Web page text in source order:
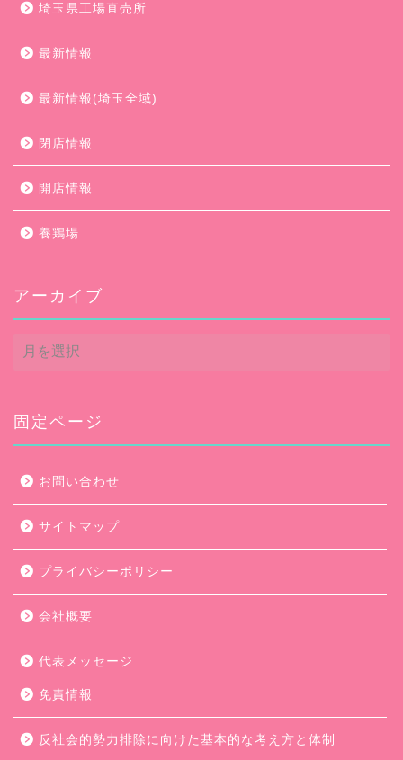
埼玉県工場直売所
最新情報
最新情報(埼玉全域)
閉店情報
開店情報
養鶏場
アーカイブ
ア
ー
ブ
固定ページ
お問い合わせ
サイトマップ
プライバシーポリシー
会社概要
代表メッセージ
免責情報
反社会的勢力排除に向けた基本的な考え方と体制